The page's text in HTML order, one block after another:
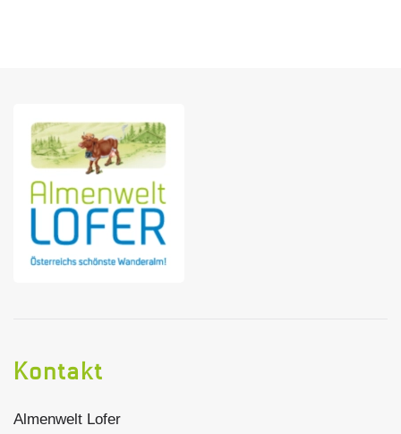
Kontakt
Almenwelt Lofer